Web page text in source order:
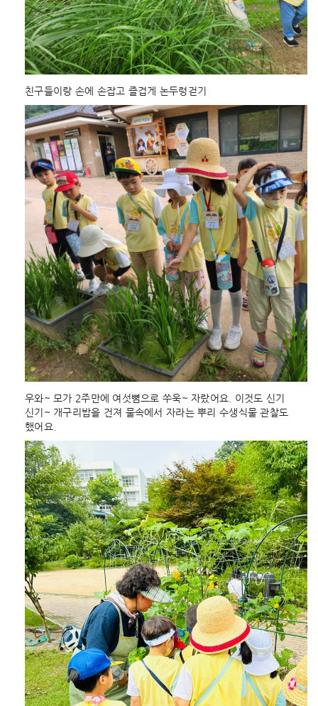
친구들이랑 손에 손잡고 즐겁게 논두렁걷기
우와~ 모가 2주만에 여섯뼘으로 쑤욱~ 자랐어요. 이것도 신기
신기~ 개구리밥을 건져 물속에서 자라는 뿌리 수생식물 관찰도
했어요.